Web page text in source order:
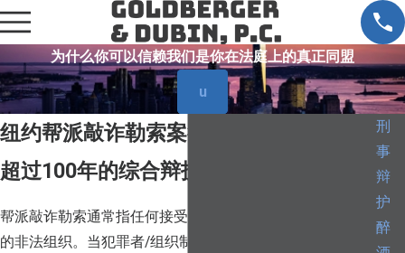
为什么你可以信赖我们是你在法庭上的真正同盟
u
纽约帮派敲诈勒索案律师
超过100年的综合辩护经验
帮派敲诈勒索通常指任何接受金钱的酬劳去做敲诈勒索之事
的非法组织。当犯罪者/组织制造一个“问题”，然后收费解决
刑
事
辩
护
醉